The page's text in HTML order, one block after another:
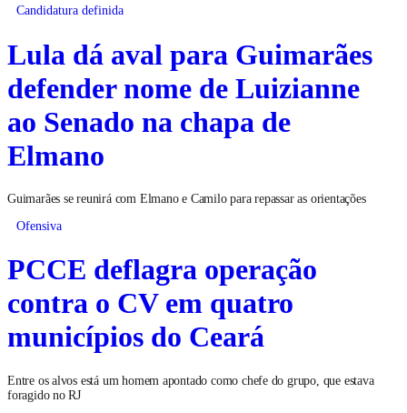
Candidatura definida
Lula dá aval para Guimarães
defender nome de Luizianne
ao Senado na chapa de
Elmano
Guimarães se reunirá com Elmano e Camilo para repassar as orientações
Ofensiva
PCCE deflagra operação
contra o CV em quatro
municípios do Ceará
Entre os alvos está um homem apontado como chefe do grupo, que estava
foragido no RJ